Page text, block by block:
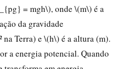
= mgh\), onde \(m\) é a
da gravidade
na Terra) e \(h\) é a altura (m).
a energia potencial. Quando